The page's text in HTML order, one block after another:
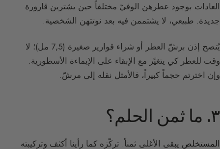
العادات بوجود عطرهن الوفيّ مختلفاً حين يشترين قارورة
جديدة. طبيعي، لا يشتممن فيه بعد نوتتهن الشخصية.
يُنصح إذن برشّ العطر أو شراء قوارير صغيرة (7,5 مل)؛ لا
وقت للعطر كي يتغيّر مع الإبقاء على الإيماءة الأسطورية.
وإن اخترتم حجماً كبيراً، فالأمثل نقله إلى مرشّ.
٣. ما ثمن الحلم؟
المستخلص يبقى الأغلى ثمناً. تركّزه كما رأينا أكثف وتركيبته